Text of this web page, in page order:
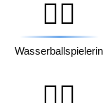
🤽‍♀️
Wasserballspielerin
🤾‍♀️